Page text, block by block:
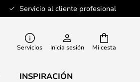
Servicio al cliente profesional
Mi cesta
Servicios Inicia sesión
INSPIRACIÓN